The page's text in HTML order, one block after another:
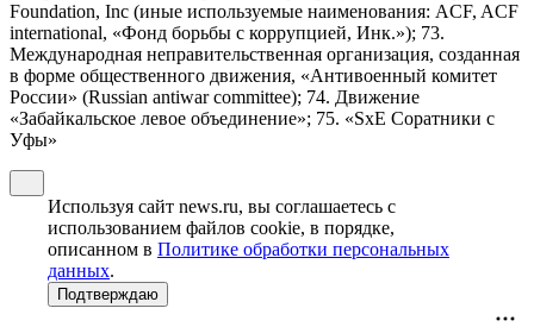
Foundation, Inc (иные используемые наименования: ACF, ACF
international, «Фонд борьбы с коррупцией, Инк.»); 73.
Международная неправительственная организация, созданная
в форме общественного движения, «Антивоенный комитет
России» (Russian antiwar committee); 74. Движение
«Забайкальское левое объединение»; 75. «SxE Соратники с
Уфы»
Используя сайт news.ru, вы соглашаетесь с
использованием файлов cookie, в порядке,
описанном в Политике обработки персональных
данных.
Подтверждаю